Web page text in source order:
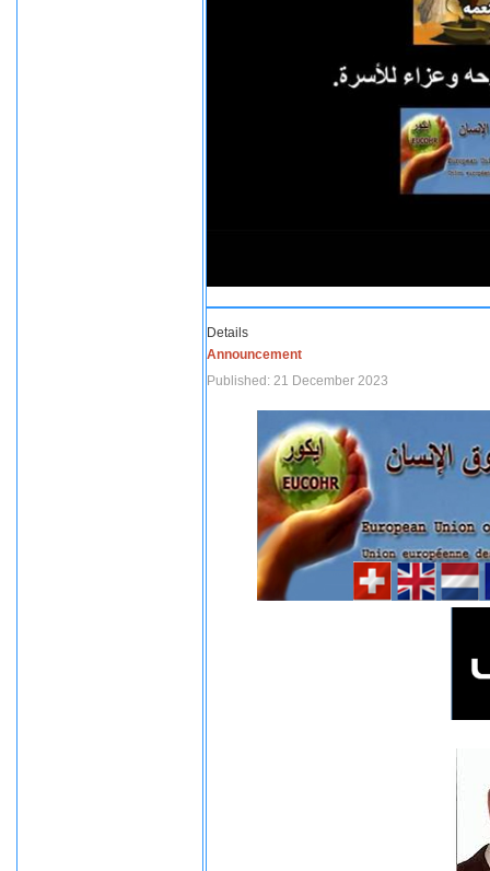
Details
Announcement
Published: 21 December 2023